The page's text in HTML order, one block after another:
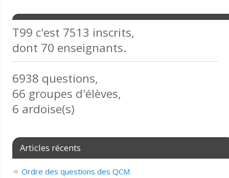
T99 c'est 7513 inscrits,
dont 70 enseignants.
6938 questions,
66 groupes d'élèves,
6 ardoise(s)
Articles récents
Ordre des questions des QCM